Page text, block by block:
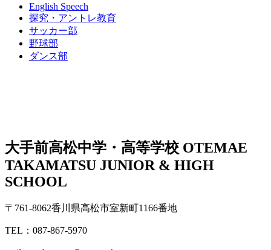
English Speech
探究・アントレ教育
サッカー部
野球部
ダンス部
大手前高松中学・高等学校 OTEMAE
TAKAMATSU JUNIOR & HIGH
SCHOOL
〒761-8062香川県高松市室新町1166番地
TEL：087-867-5970